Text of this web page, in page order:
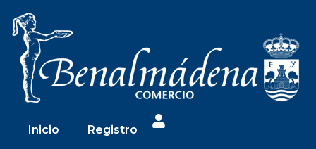
Inicio Registro